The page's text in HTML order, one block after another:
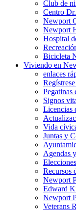
Club de
Centro
Newport
Newport
Hospital
Bicicleta
Viviendo en
enlaces
Pegatinas
Signos
Licencias
Vida
Juntas y
Agendas
Elecciones
Recursos
Newport
Edward
Newport
Veterans